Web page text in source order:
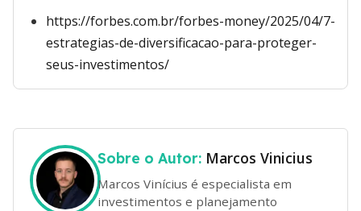
https://forbes.com.br/forbes-money/2025/04/7-
estrategias-de-diversificacao-para-proteger-
seus-investimentos/
Sobre o Autor: Marcos Vinicius
Marcos Vinícius é especialista em
investimentos e planejamento